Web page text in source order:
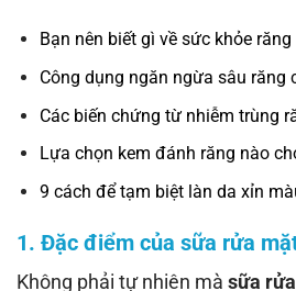
Bạn nên biết gì về sức khỏe
Công dụng ngăn ngừa sâu răng
Các biến chứng từ nhiễm trùng
Lựa chọn kem đánh răng nào
9 cách để tạm biệt làn da xỉn
1. Đặc điểm của sữa rửa
Không phải tự nhiên mà sữa